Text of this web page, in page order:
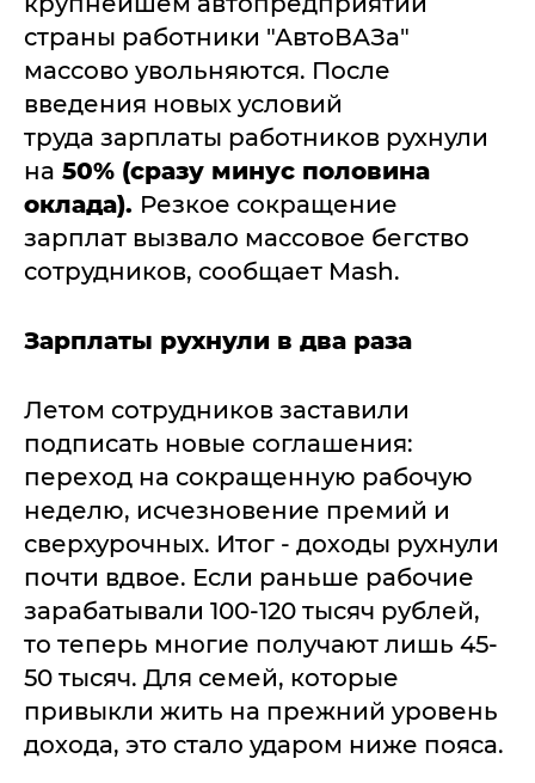
страны работники "АвтоВАЗа"
массово увольняются. После
введения новых условий
труда зарплаты работников рухнули
на 50% (сразу минус половина
оклада). Резкое сокращение
зарплат вызвало массовое бегство
сотрудников, сообщает Mash.
Зарплаты рухнули в два раза
Летом сотрудников заставили
подписать новые соглашения:
переход на сокращенную рабочую
неделю, исчезновение премий и
сверхурочных. Итог - доходы рухнули
почти вдвое. Если раньше рабочие
зарабатывали 100-120 тысяч рублей,
то теперь многие получают лишь 45-
50 тысяч. Для семей, которые
привыкли жить на прежний уровень
дохода, это стало ударом ниже пояса.